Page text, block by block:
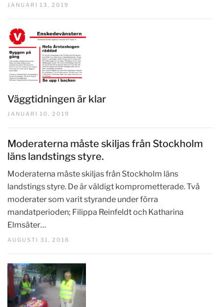
JANUARI 13, 2019
Väggtidningen är klar
JANUARI 10, 2019
Moderaterna måste skiljas från Stockholm
läns landstings styre.
Moderaterna måste skiljas från Stockholm läns
landstings styre. De är väldigt komprometterade. Två
moderater som varit styrande under förra
mandatperioden; Filippa Reinfeldt och Katharina
Elmsäter…
AUGUSTI 31, 2018